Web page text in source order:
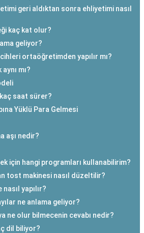
geri aldıktan sonra ehliyetimi nasıl
kaç kat olur?
geliyor?
ortaöğretimden yapılır mı?
mı?
saat sürer?
Yüklü Para Gelmesi
aşı nedir?
için hangi programları kullanabilirim?
tost makinesi nasıl düzeltilir?
yapılır?
ne anlama geliyor?
ne olur bilmecenin cevabı nedir?
dil biliyor?